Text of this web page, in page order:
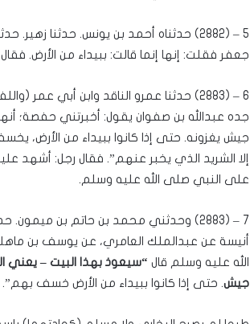
5 – (2882) حدثناه أحمد بن يونس. حدثنا
جعفر فقلت: إنها إنما قالت: ببيداء من الأرض. فقال
6 – (2883) حدثنا عمرو الناقد وابن أبي
جده عبدالله بن صفوان يقول: أخبرتني حفصة؛
جيش يغزونه. حتى إذا كانوا ببيداء من
إلا الشريد الذي يخبر عنهم”. فقال رجل:
على النبي صلى الله عليه وسلم.
7 – (2883) وحدثني محمد بن حاتم بن ميمون.
أنيسة عن عبدالملك العامري، عن يوسف بن
الله عليه وسلم قال “سيعوذ بهذا البيت – يعني
جيش. حتى إذا كانوا ببيداء من الأرض خسف بهم”.